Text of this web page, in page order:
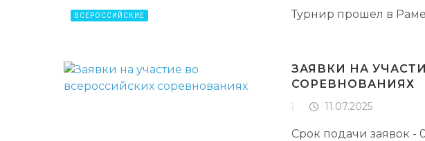
ВСЕРОССИЙСКИЕ Турнир прошел в
ЗАЯВКИ НА
СОРЕВНОВАНИЯХ
11.07.2025
Срок подачи заявок -